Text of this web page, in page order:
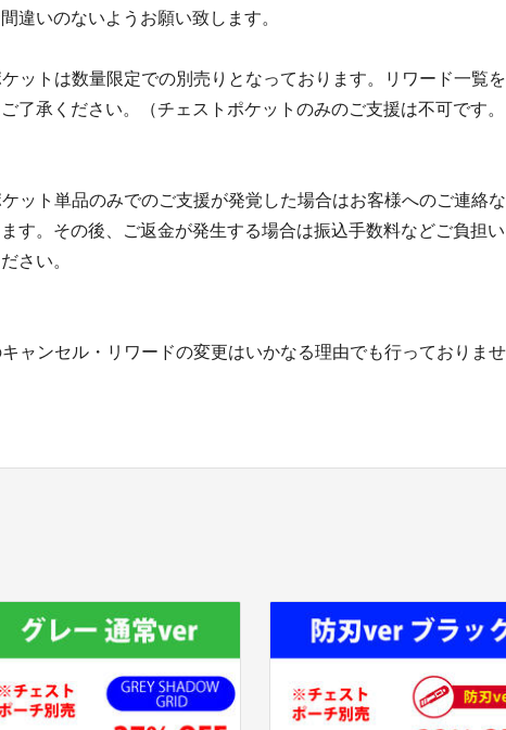
違いのないようお願い致します。
ットは数量限定での別売りとなっております。リワード一覧
了承ください。（チェストポケットのみのご支援は不可です。
ット単品のみでのご支援が発覚した場合はお客様へのご連絡
す。その後、ご返金が発生する場合は振込手数料などご負担
さい。
ャンセル・リワードの変更はいかなる理由でも行っておりませ